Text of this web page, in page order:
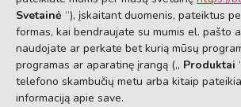
Svetainė “), įskaitant duomenis, pateiktus
formas, kai bendraujate su mumis el. pašto
naudojate ar perkate bet kurią mūsų
programas ar aparatinę įrangą („ Produktai
telefono skambučių metu arba kitaip
informaciją apie save.